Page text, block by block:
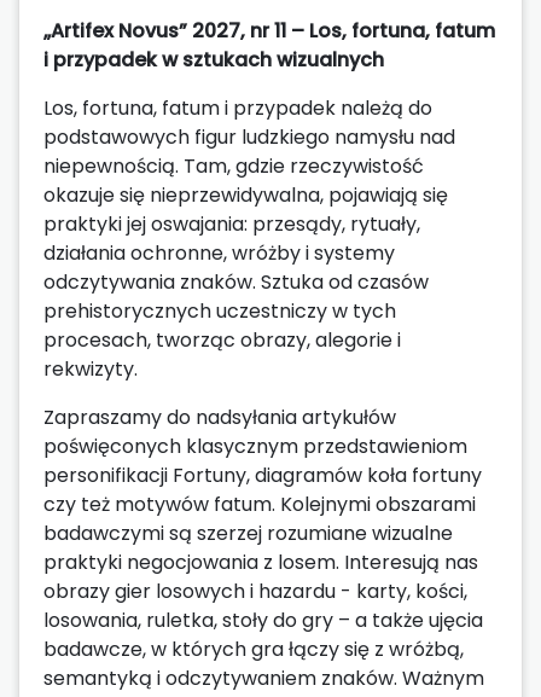
„Artifex Novus” 2027, nr 11 – Los, fortuna, fatum
i przypadek w sztukach wizualnych
Los, fortuna, fatum i przypadek należą do
podstawowych figur ludzkiego namysłu nad
niepewnością. Tam, gdzie rzeczywistość
okazuje się nieprzewidywalna, pojawiają się
praktyki jej oswajania: przesądy, rytuały,
działania ochronne, wróżby i systemy
odczytywania znaków. Sztuka od czasów
prehistorycznych uczestniczy w tych
procesach, tworząc obrazy, alegorie i
rekwizyty.
Zapraszamy do nadsyłania artykułów
poświęconych klasycznym przedstawieniom
personifikacji Fortuny, diagramów koła fortuny
czy też motywów fatum. Kolejnymi obszarami
badawczymi są szerzej rozumiane wizualne
praktyki negocjowania z losem. Interesują nas
obrazy gier losowych i hazardu - karty, kości,
losowania, ruletka, stoły do gry – a także ujęcia
badawcze, w których gra łączy się z wróżbą,
semantyką i odczytywaniem znaków. Ważnym